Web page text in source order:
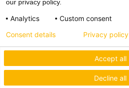
our privacy policy.
Analytics Custom consent
Accept all
Decline all
Consent details Privacy policy